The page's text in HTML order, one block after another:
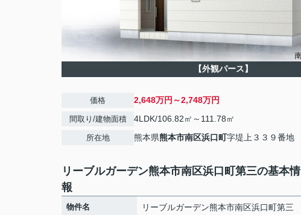
【外観パース】
価格 2,648万円～2,748万円
間取り/建物面積 4LDK/106.82㎡～111.78㎡
所在地 熊本県熊本市南区浜口町字堤上３３９番地
リーブルガーデン熊本市南区浜口町第三の基本情
報
物件名 リーブルガーデン熊本市南区浜口町第三